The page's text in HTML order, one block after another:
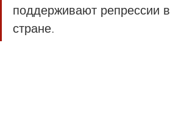
поддерживают репрессии в
стране.